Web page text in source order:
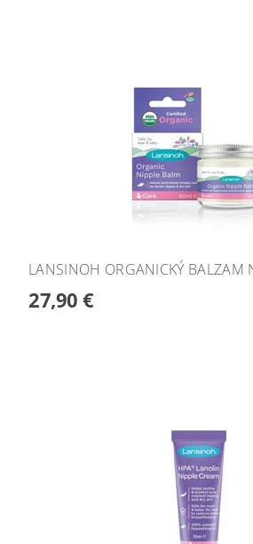
LANSINOH ORGANICKÝ BALZAM
27,90 €